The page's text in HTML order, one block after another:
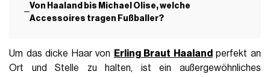
Von Haaland bis Michael Olise, welche
Accessoires tragen Fußballer?
Um das dicke Haar von Erling Braut Haaland perfekt an
Ort und Stelle zu halten, ist ein außergewöhnliches